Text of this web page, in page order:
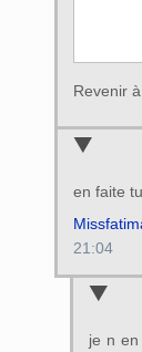
Revenir
en faite
21:04
je n